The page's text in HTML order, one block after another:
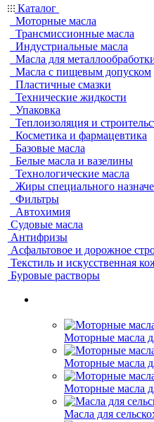
Каталог
Моторные масла
Трансмиссионные масла
Индустриальные масла
Масла для
Масла с пищевым допуском
Пластичные смазки
Технические жидкости
Упаковка
Теплоизоляция и
Косметика и фармацевтика
Базовые масла
Белые масла и вазелины
Технологические масла
Жиры специального
Фильтры
Автохимия
Судовые масла
Антифризы
Асфальтовое и дорожное
Текстиль и искусственная
Буровые растворы
Моторные масла
Моторные масла
Моторные масла
Масла для